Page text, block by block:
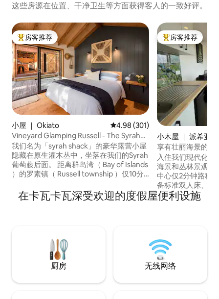
这些房源在位置、干净卫生等方面获得客人的一致好评。
热门「房客推荐」
房客推荐
小屋 ｜ Okiato 平均评分 4.98 分（满分 5 分），
4.98 (301)
Vineyard Glamping Russell - The Syrah
Shack
我们名为「syrah shack」的豪华露营小屋
隐藏在原生灌木丛中，坐落在我们的Syrah
葡萄藤后面。 距离群岛湾（ Bay of Islands
）的罗素镇（ Russell township ）仅10分
酒窖门和餐厅。 在我们的生态度假胜地，
摆脱您的烦恼，远离电网。 享受超级加大
热门「房客推荐」
房客推荐
小木屋 ｜ 派希亚
享有壮丽海景的
入住我们现代化的
海景和丛林景观，
中心仅2分钟路程。 房间自然光线充足
备标准双人床、双
微波炉、烤面包机
带10W无线充电功能的
人和2名2岁以上儿
在卡瓦卡瓦深受欢迎的度假屋便利设施
厨房 无线网络